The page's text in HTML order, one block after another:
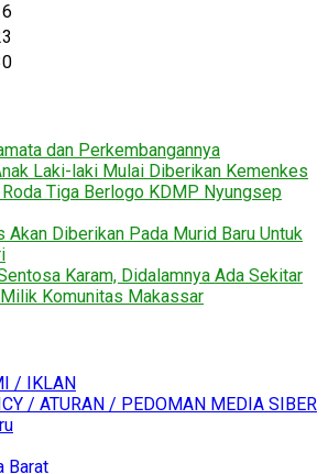
dan Perkembangannya
Laki-laki Mulai Diberikan Kemenkes
Tiga Berlogo KDMP Nyungsep
Akan Diberikan Pada Murid Baru Untuk
Karam, Didalamnya Ada Sekitar
Komunitas Makassar
/ IKLAN
/ ATURAN / PEDOMAN MEDIA SIBER
Barat